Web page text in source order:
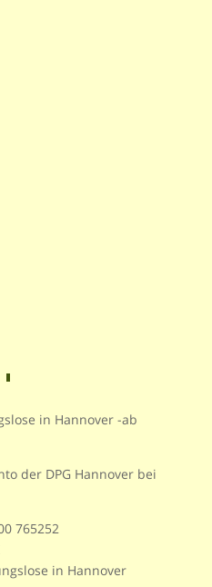
in Hannover -ab
der DPG Hannover bei
765252
in Hannover